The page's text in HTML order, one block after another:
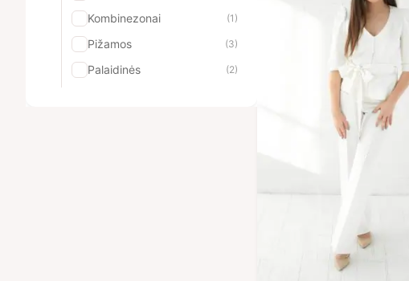
Kombinezonai (1)
Pižamos (3)
Palaidinės (2)